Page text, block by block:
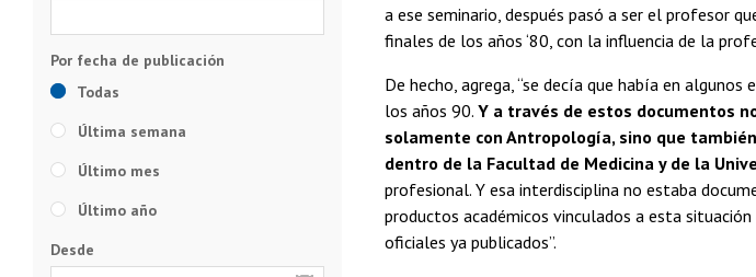
a ese seminario, después pasó a ser el profesor
finales de los años ‘80, con la influencia de la
De hecho, agrega, “se decía que había en
los años 90. Y a través de estos documentos
solamente con Antropología, sino que
dentro de la Facultad de Medicina y de la
profesional. Y esa interdisciplina no estaba
productos académicos vinculados a esta
oficiales ya publicados”.
Todas
Última semana
Último mes
Último año
Desde